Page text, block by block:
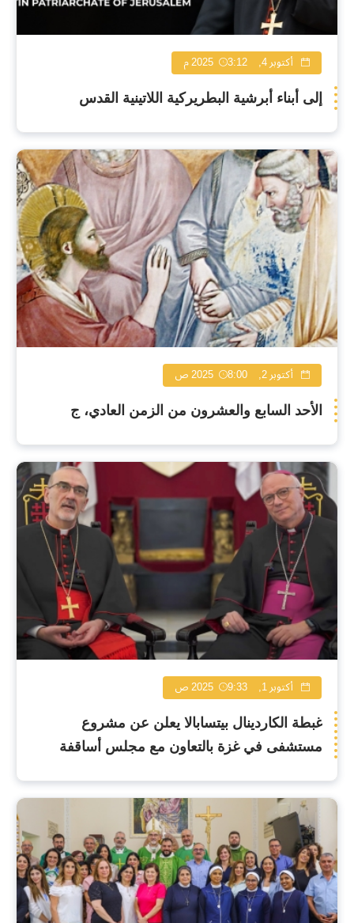
أكتوبر 4, 2025 3:12 م
إلى أبناء أبرشية البطريركية اللاتينية القدس
أكتوبر 2, 2025 8:00 ص
الأحد السابع والعشرون من الزمن العادي، ج
أكتوبر 1, 2025 9:33 ص
غبطة الكاردينال بيتسابالا يعلن عن مشروع
مستشفى في غزة بالتعاون مع مجلس أساقفة